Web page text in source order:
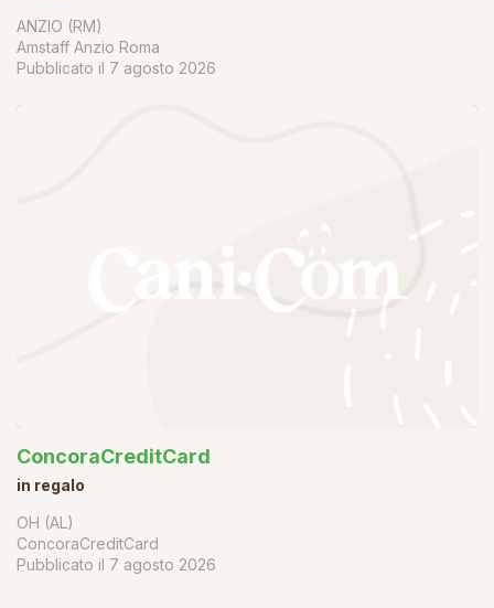
ANZIO (RM)
Amstaff Anzio Roma
Pubblicato il 7 agosto 2026
ConcoraCreditCard
in regalo
OH (AL)
ConcoraCreditCard
Pubblicato il 7 agosto 2026